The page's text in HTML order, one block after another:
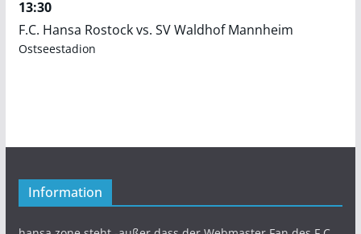
13:30
F.C. Hansa Rostock vs. SV Waldhof Mannheim
Ostseestadion
Information